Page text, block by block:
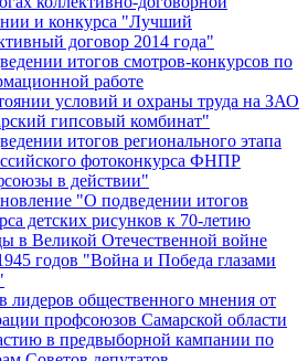
и конкурса "Лучший
договор 2014 года"
итогов смотров-конкурсов по
работе
условий и охраны труда на ЗАО
гипсовый комбинат"
итогов регионального этапа
фотоконкурса ФНПР
в действии"
"О подведении итогов
детских рисунков к 70-летию
в Великой Отечественной войне
годов "Война и Победа глазами
лидеров общественного мнения от
профсоюзов Самарской области
в предвыборной кампании по